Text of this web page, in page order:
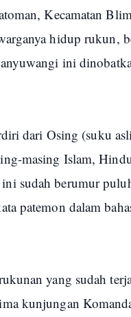
Kecamatan
hidup rukun,
ini
dari Osing (suku
masing Islam,
sudah berumur
patemon dalam
yang sudah
kunjungan